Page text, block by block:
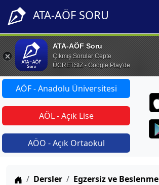
ATA-AÖF SORU
ATA-AÖF Soru
Çıkmış Sorular Cepte
ÜCRETSİZ - Google Play'de
AÖF - Anadolu Üniversitesi
AÖL - Açık Lise
AÖO - Açık Ortaokul
Anasayfa
Dersler
Egzersiz ve Beslenme